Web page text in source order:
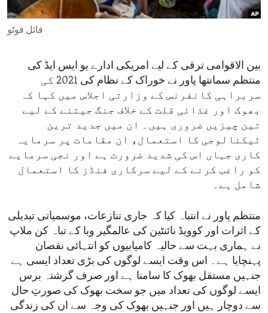
ENVIRONMENT AND HEALTH
IDEALS AND INSTITUTIONS
فائل فوٹو
بین الاقوامی ترقی کے لیے امریکی ادارے یو ایس ایڈ کی
منتظم سمانتھا پاور نے خوراک کے نظام کی 2021 کی
سربراہی کانفرنس کے وزارتی اجلاس میں کہا کہ
بھوک اور غذائی قلت کے خلاف جنگ جیتنے کے لیے
تین چیزیں ضروری ہیں۔ ان میں جدید ترین
ٹیکنالوجی کا استعمال، ان مقامات پر سرمایہ
کاری جہاں اس کی شدید ضرورت ہے اور نجی سرمایے
کو راغب کرنے کے لیے سرکاری فنڈز کا استعمال
شامل ہے۔
منتظم پاور نے انتباہ کیا کہ جاری تنازعات، موسمیاتی تبدیلی
کے اثرات اور کوویڈ نائنٹین کی عالمگیر وبا کے تباہ کن ملاپ
نے ہماری بہت سے حالیہ کامیابیوں کو انتہائی نقصان
پہنچایا ہے۔ اس وقت ایسے لوگوں کی بڑی تعداد ایسی ہے
جنہیں مستقل بھوک کا سامنا ہے اور صرف گزشتہ برس
ایسے لوگوں کی تعداد میں جو سخت بھوک کی صورتِ حال
سے دوچار ہیں اور جنہیں بھوک کی وجہ سے ان کی زندگی